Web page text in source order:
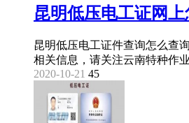
昆明低压电工证网上
昆明低压电工证件查询怎么查
相关信息，请关注云南特种作
2020-10-21 45